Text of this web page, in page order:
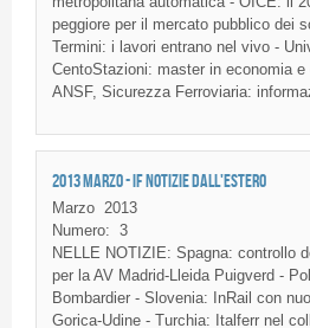
peggiore per il mercato pubblico dei
Termini: i lavori entrano nel vivo -
CentoStazioni: master in economia
ANSF, Sicurezza Ferroviaria:
2013 MARZO - IF NOTIZIE DALL'ESTERO
Marzo 2013
Numero: 3
NELLE NOTIZIE: Spagna: controllo
per la AV Madrid-Lleida Puigverd -
Bombardier - Slovenia: InRail con
Gorica-Udine - Turchia: Italferr nel